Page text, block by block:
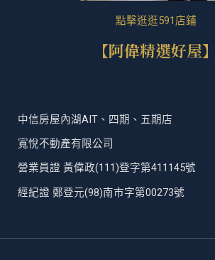
點擊逛逛591店鋪
【阿偉精選好屋】
中信房屋內湖AIT、四期、五期店
寬悅不動產有限公司
營業員證 黃偉政(111)登字第411145號
經紀證 鄭登元(98)南市字第00273號